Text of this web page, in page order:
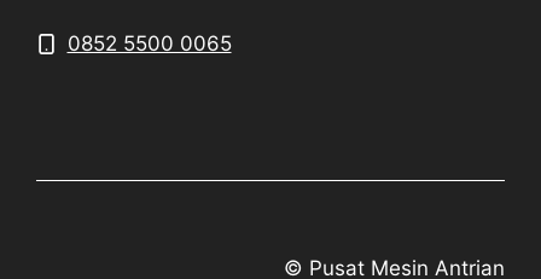
0852 5500 0065
© Pusat Mesin Antrian